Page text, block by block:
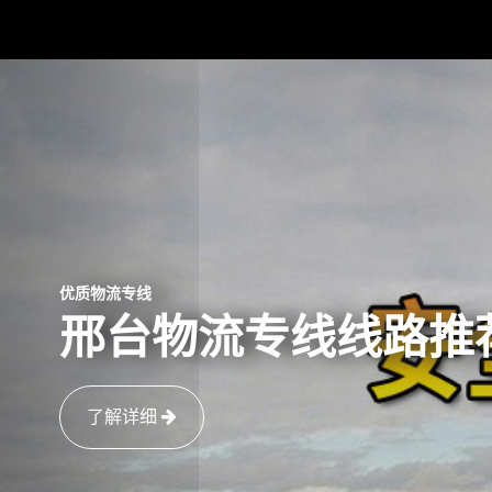
优质物流专线
邢台物流专线线路推
了解详细